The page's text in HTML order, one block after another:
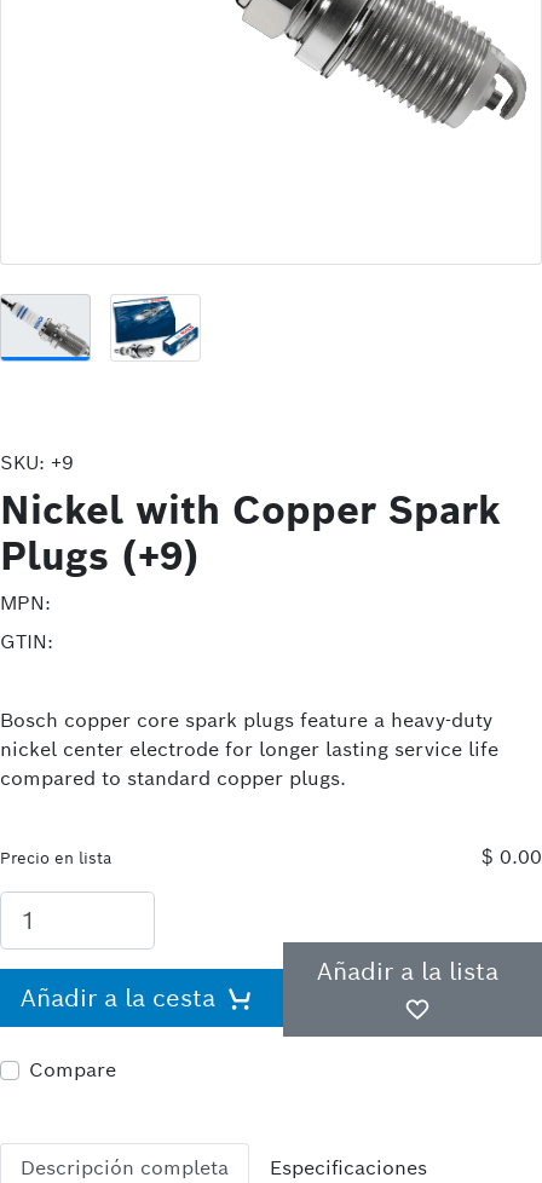
SKU: +9
Nickel with Copper Spark
Plugs (+9)
MPN:
GTIN:
Bosch copper core spark plugs feature a heavy-duty
nickel center electrode for longer lasting service life
compared to standard copper plugs.
Precio en lista $ 0.00
Añadir a la cesta
Añadir a la lista
Compare
Descripción completa Especificaciones